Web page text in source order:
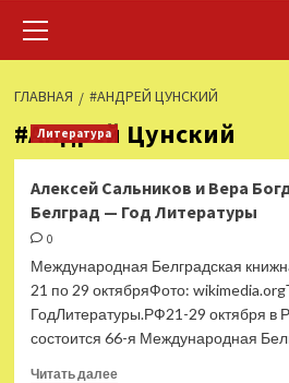
меню
ГЛАВНАЯ #АНДРЕЙ ЦУНСКИЙ
#Андрей Цунский
Литература
Алексей Сальников и Вера
Белград — Год Литературы
0
Международная Белградская
21 по 29 октябряФото:
ГодЛитературы.РФ21-29 октября в
состоится 66-я Международная
Читать далееПрочитать